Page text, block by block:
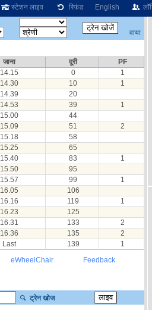
स्टेशन लाइव रिफंड English
वाया
जाना दूरी
PF
14.15 0
1
14.30 10
1
14.39
20
14.53 39
1
15.00
44
15.09 51
2
15.18
58
15.25
65
15.40 83
1
15.50
95
15.57 99
1
16.05
106
16.16 119
1
16.23
125
16.31 133
2
16.36 135
2
Last 139
1
eWheelChair Feedback
ट्रेन खोज